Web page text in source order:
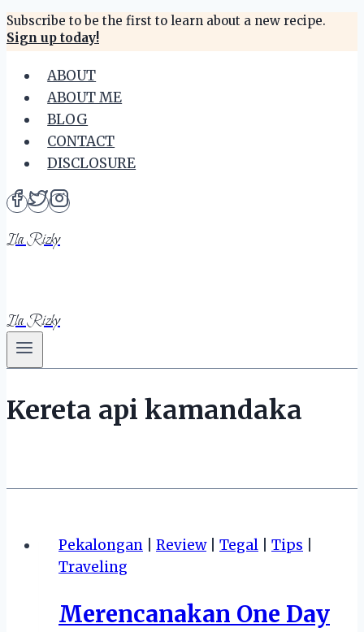
Skip
to
content
Subscribe to be the first to learn about a new recipe.
Sign up today!
ABOUT
ABOUT ME
BLOG
CONTACT
DISCLOSURE
Ila Rizky
Ila Rizky
Kereta api kamandaka
Pekalongan Review| Tegal Tips
Traveling
Merencanakan One Day